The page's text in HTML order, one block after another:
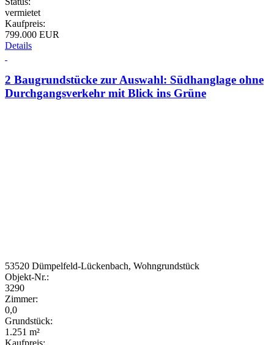
vermietet
Kaufpreis:
799.000 EUR
Details
2 Baugrundstücke zur Auswahl: Südhanglage ohne
Durchgangsverkehr mit Blick ins Grüne
53520 Dümpelfeld-Lückenbach, Wohngrundstück
Objekt-Nr.:
3290
Zimmer:
0,0
Grundstück:
1.251 m²